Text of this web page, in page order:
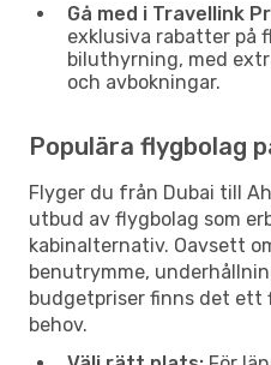
Gå med i Travellink
exklusiva rabatter på
biluthyrning, med
och avbokningar.
Populära flygbolag
Flyger du från Dubai till
utbud av flygbolag som
kabinalternativ. Oavsett
benutrymme,
budgetpriser finns det ett
behov.